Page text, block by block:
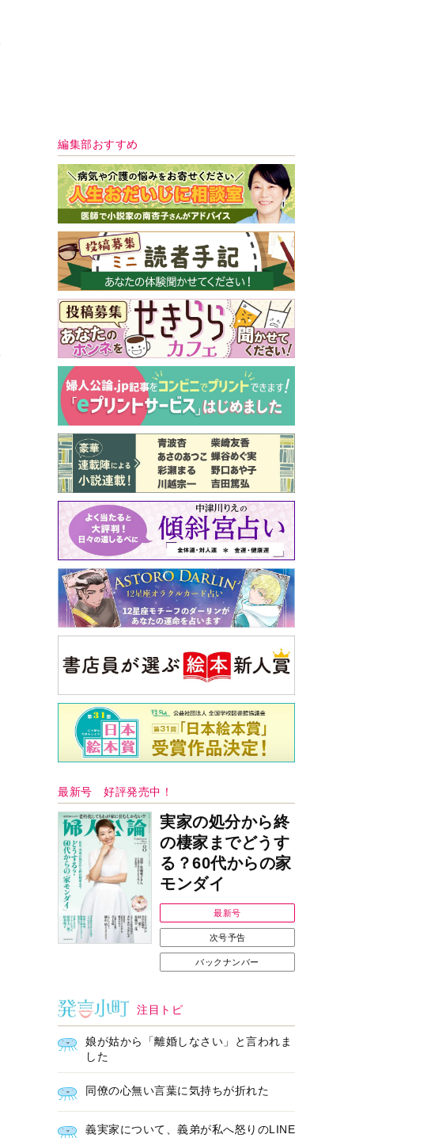
最新号 好評発売中！
実家の処分から終
の棲家までどうす
る？60代からの家
モンダイ
最新号
バックナンバー
注目トピ
娘が姑から「離婚しなさい」と言われま
した
同僚の心無い言葉に気持ちが折れた
義実家について、義弟が私へ怒りのLINE
中央公論新社の本
いじめのある世界に生き
る君たちへ
いじめられっ子だった精神
科医の贈る言葉
中井久夫 著 詳しくみる
インフォメーション
ＡＩで始める遺言を書
く前の準備セミナー開
催
耳にすっぽり！オーテ
ィコン補聴器、新しい
スタイルで All in Ear
の「オーティコン ジー
ル」を発売
脳の健康習慣をサポー
トするオープンイヤー
型イヤホン「kikippa イ
ヤホン HERALBONY
モデル」発売
【編集部より】広告ペ
ージについてのお詫び